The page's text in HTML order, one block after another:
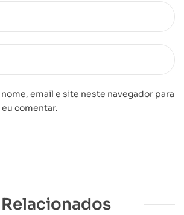
email e site neste navegador para
comentar.